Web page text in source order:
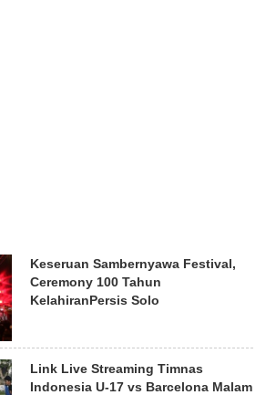
Keseruan Sambernyawa Festival,
Ceremony 100 Tahun
KelahiranPersis Solo
Link Live Streaming Timnas
Indonesia U-17 vs Barcelona Malam